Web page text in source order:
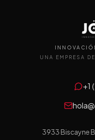
UNA EMPRESA
+1
3933 Biscayne